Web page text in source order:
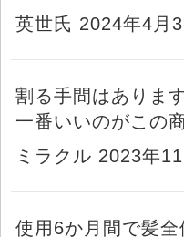
英世氏 2024年4月3
割る手間はありま
一番いいのがこの
ミラクル 2023年11
使用6か月間で髪